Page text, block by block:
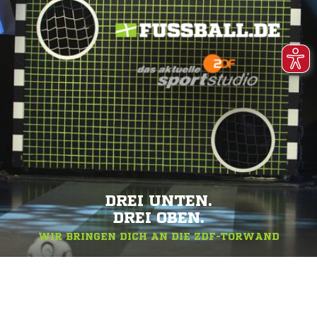
DREI UNTEN.
DREI OBEN.
WIR BRINGEN DICH AN DIE ZDF-TORWAND